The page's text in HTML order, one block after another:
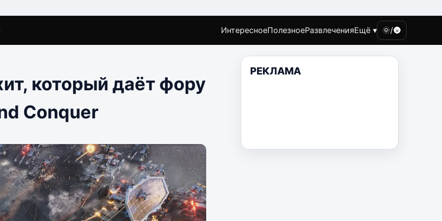
ИнтересноеПолезноеРазвлеченияЕщё ▾ 🌞/🌚
который даёт фору
Conquer
РЕКЛАМА